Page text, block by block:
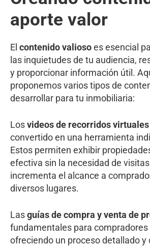
aporte valor
El contenido valiosoes esencial
las inquietudes de tu audiencia,
y proporcionar información útil.
proponemos varios tipos de
desarrollar para tu inmobiliaria:
Losvideos de recorridos virtuales
convertido en una herramienta
Estos permiten exhibir
efectiva sin la necesidad de
incrementa el alcance a
diversos lugares.
Lasguías de compra y venta de
fundamentales para compradores
ofreciendo un proceso detallado y